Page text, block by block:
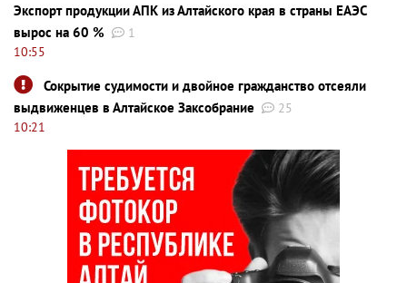
Экспорт продукции АПК из Алтайского края в страны ЕАЭС
вырос на 60 %
1
10:55
Сокрытие судимости и двойное гражданство отсеяли
выдвиженцев в Алтайское Заксобрание
25
10:21